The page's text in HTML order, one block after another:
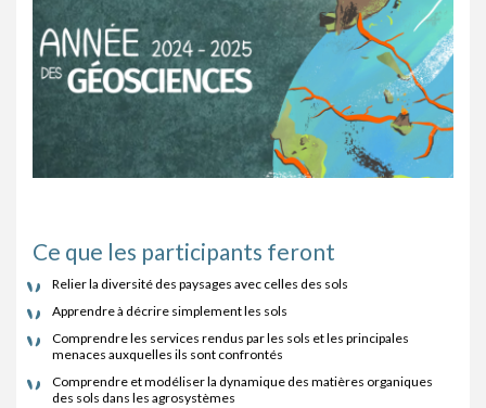
Ce que les participants feront
Relier la diversité des paysages avec celles des sols
Apprendre à décrire simplement les sols
Comprendre les services rendus par les sols et les principales
menaces auxquelles ils sont confrontés
Comprendre et modéliser la dynamique des matières organiques
des sols dans les agrosystèmes